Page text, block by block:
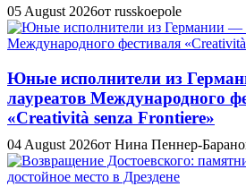
05 August 2026от russkoepole
Юные исполнители из
лауреатов Международного
«Creatività senza Frontiere»
04 August 2026от Нина Пеннер-